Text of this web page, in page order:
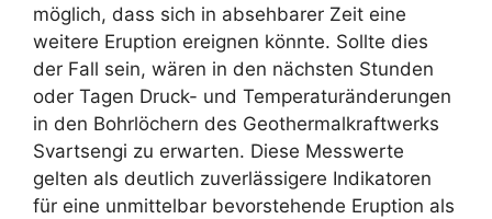
möglich, dass sich in absehbarer Zeit eine
weitere Eruption ereignen könnte. Sollte dies
der Fall sein, wären in den nächsten Stunden
oder Tagen Druck- und Temperaturänderungen
in den Bohrlöchern des Geothermalkraftwerks
Svartsengi zu erwarten. Diese Messwerte
gelten als deutlich zuverlässigere Indikatoren
für eine unmittelbar bevorstehende Eruption als